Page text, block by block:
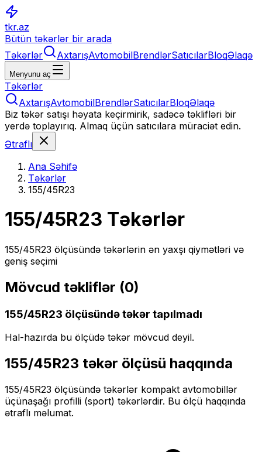
tkr.az
Bütün təkərlər bir arada
Təkərlər
AxtarışAvtomobilBrendlərSatıcılarBloqƏlaqə
Menyunu aç
Təkərlər
AxtarışAvtomobilBrendlərSatıcılarBloqƏlaqə
Biz təkər satışı həyata keçirmirik, sadəcə təklifləri bir
yerdə toplayırıq. Almaq üçün satıcılara müraciət edin.
Ətraflı
Ana Səhifə
Təkərlər
155/45R23
155/45R23 Təkərlər
155/45R23 ölçüsündə təkərlərin ən yaxşı qiymətləri və
geniş seçimi
Mövcud təkliflər (0)
155/45R23 ölçüsündə təkər tapılmadı
Hal-hazırda bu ölçüdə təkər mövcud deyil.
155/45R23 təkər ölçüsü haqqında
155/45R23 ölçüsündə təkərlər kompakt avtomobillər
üçünaşağı profilli (sport) təkərlərdir. Bu ölçü haqqında
ətraflı məlumat.